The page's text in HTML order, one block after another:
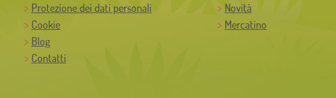
Protezione dei dati personali
Cookie
Blog
Contatti
Novità
Mercatino